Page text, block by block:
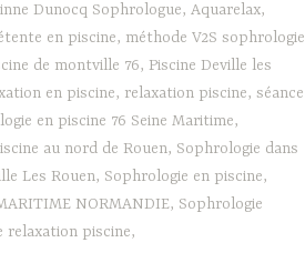
Dunocq Sophrologue, Aquarelax,
en piscine, méthode V2S sophrologie
de montville 76, Piscine Deville les
en piscine, relaxation piscine, séance
en piscine 76 Seine Maritime,
au nord de Rouen, Sophrologie dans
Les Rouen, Sophrologie en piscine,
NORMANDIE, Sophrologie
relaxation piscine,